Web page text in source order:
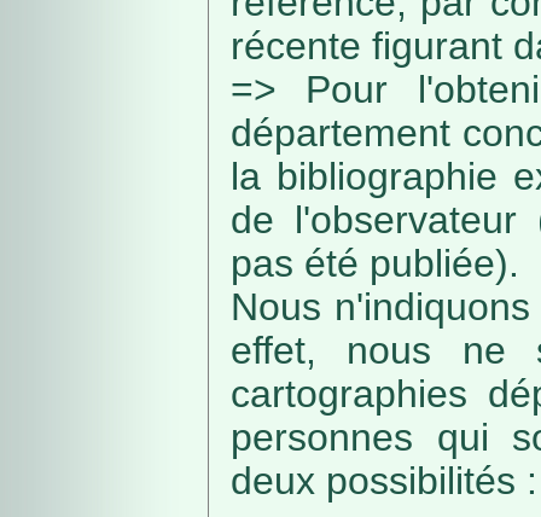
récente figurant
=> Pour
département
la bibliographie
de
pas été publiée).
Nous
effet, nous ne
cartographies
personnes qui
deux possibilités :